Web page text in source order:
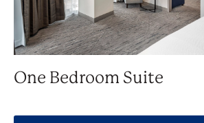
One Bedroom Suite